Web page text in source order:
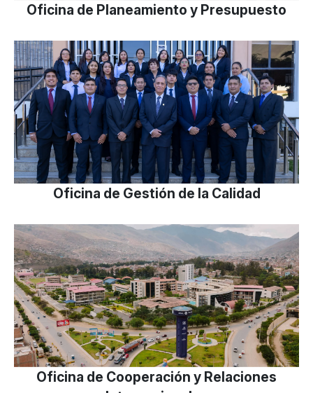
Oficina de Planeamiento y Presupuesto
Oficina de Gestión de la Calidad
Oficina de Cooperación y Relaciones